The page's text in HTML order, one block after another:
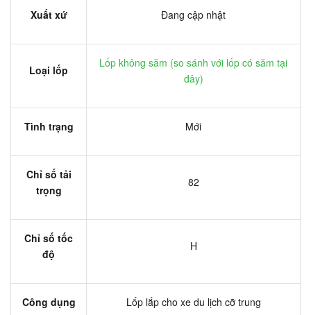
Xuất xứ Đang cập nhật
Loại lốp
Lốp không săm (so sánh với lốp có săm tại
đây)
Tình trạng Mới
Chỉ số tải
trọng
82
Chỉ số tốc
độ
H
Công dụng Lốp lắp cho xe du lịch cỡ trung